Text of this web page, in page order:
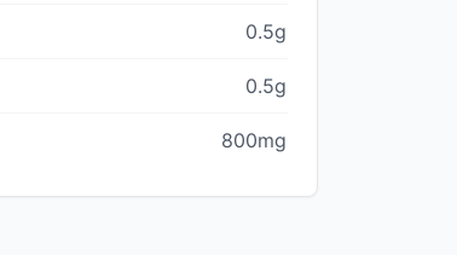
0.5g
0.5g
800mg